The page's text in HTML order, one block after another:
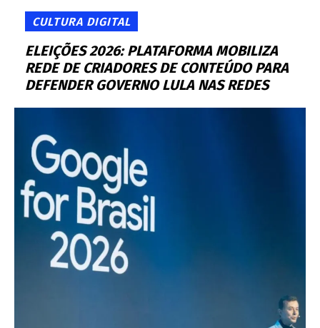
CULTURA DIGITAL
ELEIÇÕES 2026: PLATAFORMA MOBILIZA
REDE DE CRIADORES DE CONTEÚDO PARA
DEFENDER GOVERNO LULA NAS REDES